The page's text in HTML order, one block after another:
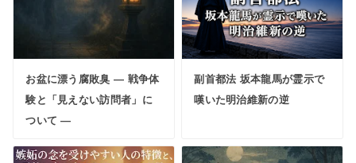
お盆に漂う腐敗臭 ― 戦争体
験と「見えない訪問者」に
ついて ―
副首都法 坂本龍馬が霊示で
嘆いた明治維新の逆